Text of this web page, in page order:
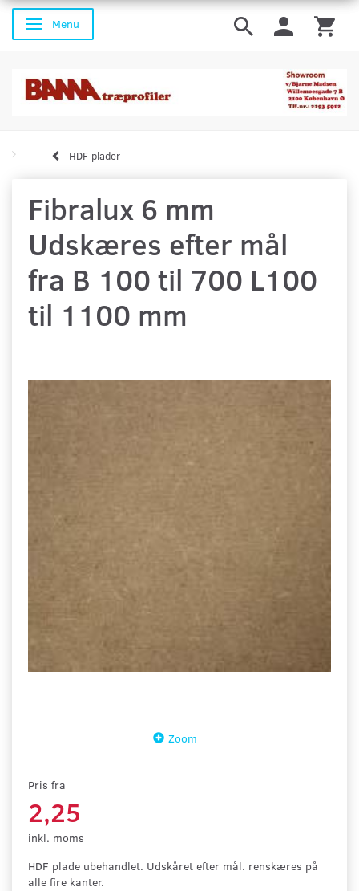
Skifte navigation
Menu
HDF plader
Fibralux 6 mm
Udskæres efter mål
fra B 100 til 700 L100
til 1100 mm
Zoom
Pris fra
2,25
inkl. moms
HDF plade ubehandlet. Udskåret efter mål. renskæres på
alle fire kanter.